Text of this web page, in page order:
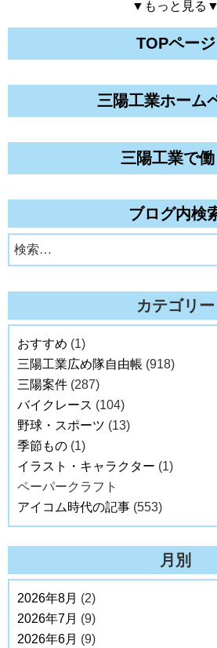
▼もっと見る▼
TOPページ
三陽工業ホーム
三陽工業で働
ブログ内検
検
索:
カテゴリー
おすすめ (1)
三陽工業広め隊自由帳 (918)
三陽案件 (287)
バイクレース (104)
野球・スポーツ (13)
季節もの (1)
イラスト・キャラクター (1)
ペーパークラフト
アイコム時代の記事 (553)
月別
2026年8月 (2)
2026年7月 (9)
2026年6月 (9)